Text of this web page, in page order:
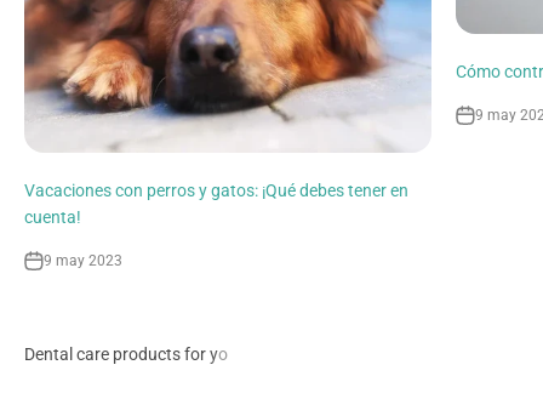
Vacaciones con perros y gatos: ¡Qué debes tener en
cuenta!
9 may 2023
Cómo
9 may